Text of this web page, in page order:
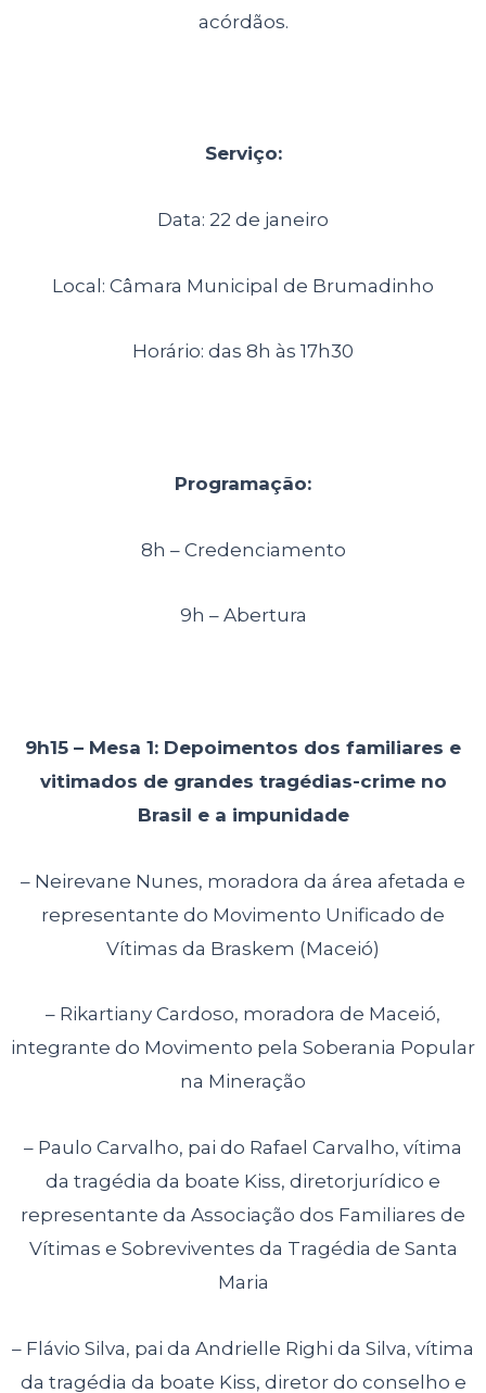
acórdãos.
Serviço:
Data: 22 de janeiro
Local: Câmara Municipal de Brumadinho
Horário: das 8h às 17h30
Programação:
8h – Credenciamento
9h – Abertura
9h15 – Mesa 1: Depoimentos dos familiares e
vitimados de grandes tragédias-crime no
Brasil e a impunidade
– Neirevane Nunes, moradora da área afetada e
representante do Movimento Unificado de
Vítimas da Braskem (Maceió)
– Rikartiany Cardoso, moradora de Maceió,
integrante do Movimento pela Soberania Popular
na Mineração
– Paulo Carvalho, pai do Rafael Carvalho, vítima
da tragédia da boate Kiss, diretorjurídico e
representante da Associação dos Familiares de
Vítimas e Sobreviventes da Tragédia de Santa
Maria
– Flávio Silva, pai da Andrielle Righi da Silva, vítima
da tragédia da boate Kiss, diretor do conselho e